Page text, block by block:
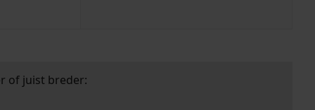
of juist breder: